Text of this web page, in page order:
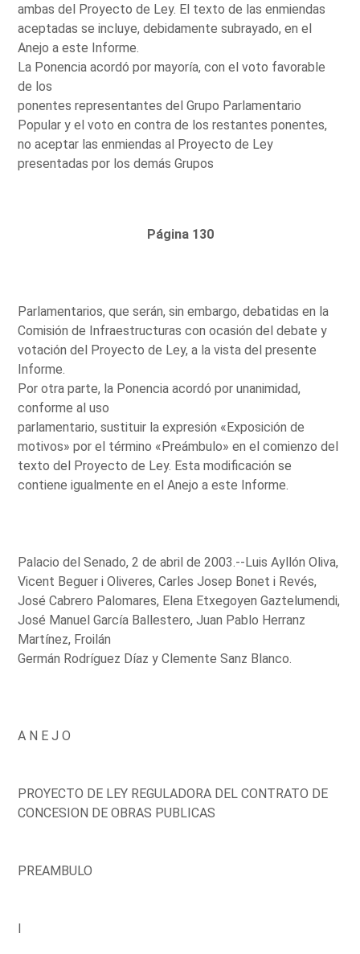
ambas del Proyecto de Ley. El texto de las enmiendas
aceptadas se incluye, debidamente subrayado, en el
Anejo a este Informe.
La Ponencia acordó por mayoría, con el voto favorable
de los
ponentes representantes del Grupo Parlamentario
Popular y el voto en contra de los restantes ponentes,
no aceptar las enmiendas al Proyecto de Ley
presentadas por los demás Grupos
Página 130
Parlamentarios, que serán, sin embargo, debatidas en la
Comisión de Infraestructuras con ocasión del debate y
votación del Proyecto de Ley, a la vista del presente
Informe.
Por otra parte, la Ponencia acordó por unanimidad,
conforme al uso
parlamentario, sustituir la expresión «Exposición de
motivos» por el término «Preámbulo» en el comienzo del
texto del Proyecto de Ley. Esta modificación se
contiene igualmente en el Anejo a este Informe.
Palacio del Senado, 2 de abril de 2003.--Luis Ayllón Oliva,
Vicent Beguer i Oliveres, Carles Josep Bonet i Revés,
José Cabrero Palomares, Elena Etxegoyen Gaztelumendi,
José Manuel García Ballestero, Juan Pablo Herranz
Martínez, Froilán
Germán Rodríguez Díaz y Clemente Sanz Blanco.
A N E J O
PROYECTO DE LEY REGULADORA DEL CONTRATO DE
CONCESION DE OBRAS PUBLICAS
PREAMBULO
I